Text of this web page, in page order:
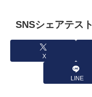
SNSシェアテスト
X
LINE